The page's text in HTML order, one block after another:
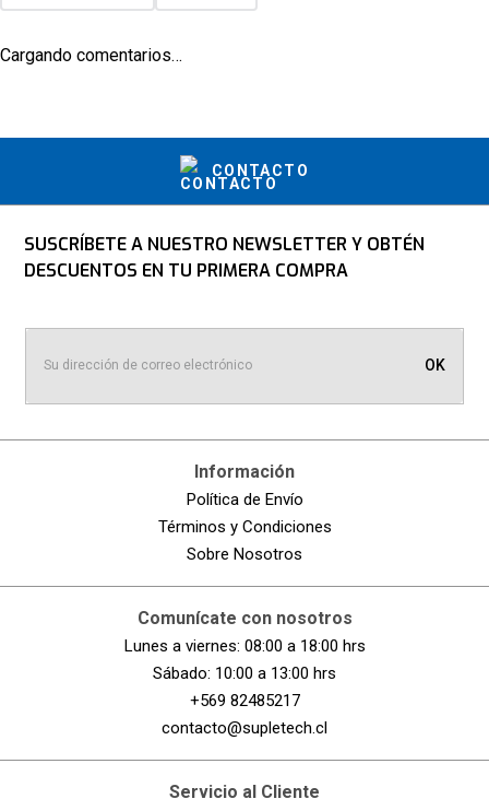
Cargando comentarios…
CONTACTO
SUSCRÍBETE A NUESTRO NEWSLETTER Y OBTÉN
DESCUENTOS EN TU PRIMERA COMPRA
OK
Información
Política de Envío
Términos y Condiciones
Sobre Nosotros
Comunícate con nosotros
Lunes a viernes: 08:00 a 18:00 hrs
Sábado: 10:00 a 13:00 hrs
+569 82485217
contacto@supletech.cl
Servicio al Cliente